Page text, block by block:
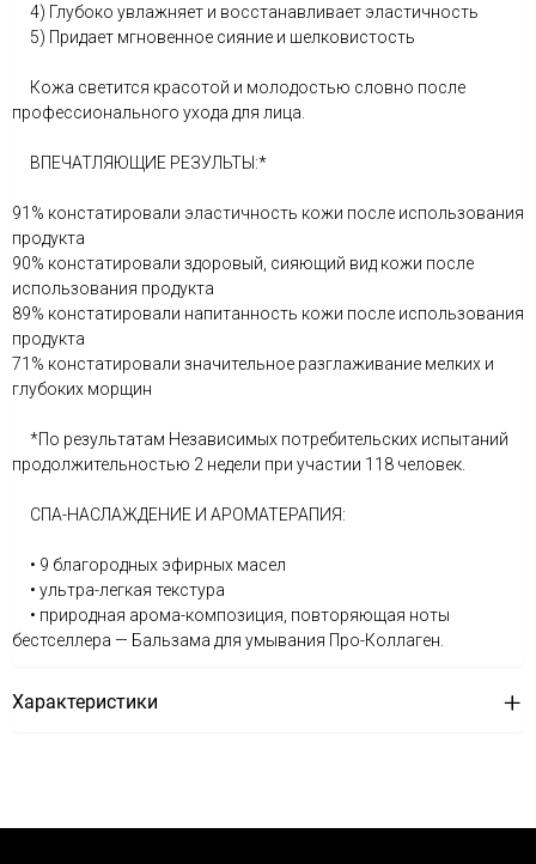
4) Глубоко увлажняет и восстанавливает эластичность
5) Придает мгновенное сияние и шелковистость
Кожа светится красотой и молодостью словно после
профессионального ухода для лица.
ВПЕЧАТЛЯЮЩИЕ РЕЗУЛЬТЫ:*
91% констатировали эластичность кожи после использования
продукта
90% констатировали здоровый, сияющий вид кожи после
использования продукта
89% констатировали напитанность кожи после использования
продукта
71% констатировали значительное разглаживание мелких и
глубоких морщин
*По результатам Независимых потребительских испытаний
продолжительностью 2 недели при участии 118 человек.
СПА-НАСЛАЖДЕНИЕ И АРОМАТЕРАПИЯ:
• 9 благородных эфирных масел
• ультра-легкая текстура
• природная арома-композиция, повторяющая ноты
бестселлера — Бальзама для умывания Про-Коллаген.
Характеристики